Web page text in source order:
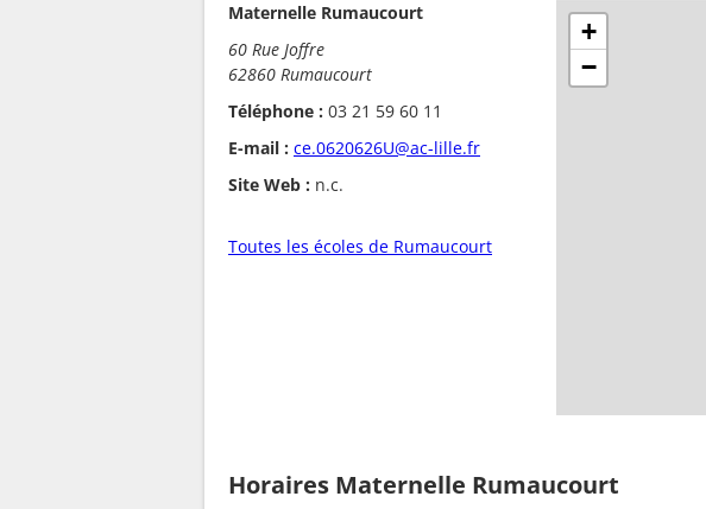
Maternelle Rumaucourt
60 Rue Joffre
62860 Rumaucourt
Téléphone : 03 21 59 60 11
E-mail : ce.0620626U@ac-lille.fr
Site Web : n.c.
Toutes les écoles de Rumaucourt
+
−
Horaires Maternelle Rumaucourt